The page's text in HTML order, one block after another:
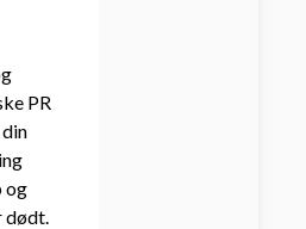
PR
og
dødt.